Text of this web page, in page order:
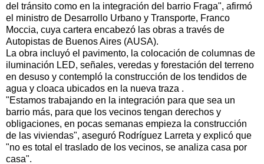
del tránsito como en la integración del barrio Fraga", afirmó
el ministro de Desarrollo Urbano y Transporte, Franco
Moccia, cuya cartera encabezó las obras a través de
Autopistas de Buenos Aires (AUSA).
La obra incluyó el pavimento, la colocación de columnas de
iluminación LED, señales, veredas y forestación del terreno
en desuso y contempló la construcción de los tendidos de
agua y cloaca ubicados en la nueva traza .
"Estamos trabajando en la integración para que sea un
barrio más, para que los vecinos tengan derechos y
obligaciones, en pocas semanas empieza la construcción
de las viviendas", aseguró Rodríguez Larreta y explicó que
"no es total el traslado de los vecinos, se analiza casa por
casa".